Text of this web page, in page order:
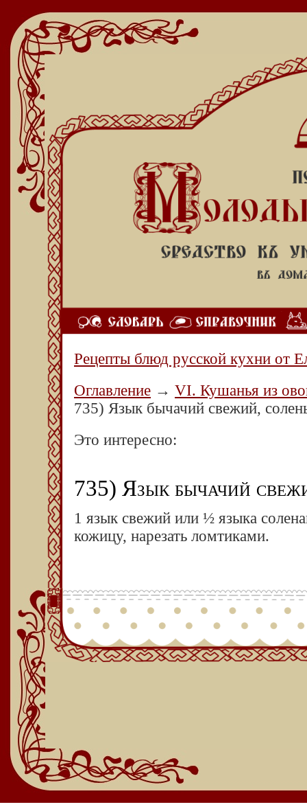
Рецепты блюд русской кухни от
Оглавление → VI. Кушанья из
735) Язык бычачий свежий,
Это интересно:
735) Язык бычачий
1 язык свежий или ½ языка
кожицу, нарезать ломтиками.